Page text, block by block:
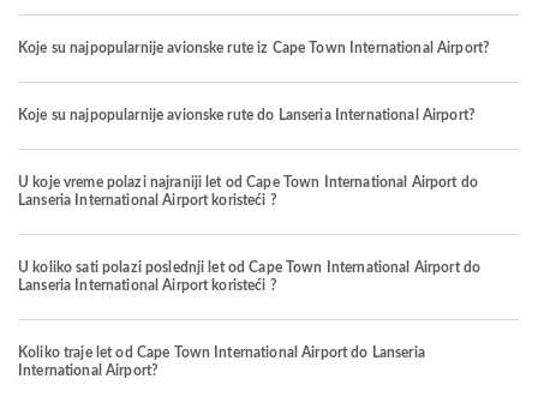
Koje su najpopularnije avionske rute iz Cape Town International Airport?
Koje su najpopularnije avionske rute do Lanseria International Airport?
U koje vreme polazi najraniji let od Cape Town International Airport do
Lanseria International Airport koristeći ?
U koliko sati polazi poslednji let od Cape Town International Airport do
Lanseria International Airport koristeći ?
Koliko traje let od Cape Town International Airport do Lanseria
International Airport?